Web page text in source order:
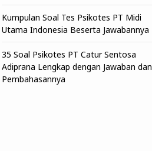
Kumpulan Soal Tes Psikotes PT Midi
Utama Indonesia Beserta Jawabannya
35 Soal Psikotes PT Catur Sentosa
Adiprana Lengkap dengan Jawaban dan
Pembahasannya